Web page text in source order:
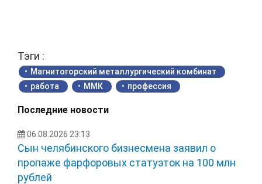
Тэги :
Магнитогорский металлургический комбинат
работа
ММК профессия
Последние новости
06.08.2026 23:13
Сын челябинского бизнесмена заявил о
пропаже фарфоровых статуэток на 100 млн
рублей